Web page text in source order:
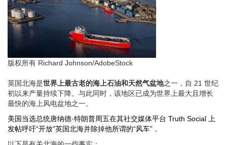
版权所有 Richard Johnson/AdobeStock
英国北海是世界上最古老的海上石油和天然气盆地之一，自 21 世纪
初以来产量持续下降。与此同时，该地区已成为世界上最大且增长
最快的海上风电盆地之一。
美国当选总统唐纳德·特朗普周五在其社交媒体平台 Truth Social 上
发帖呼吁“开放”英国北海并除掉他所谓的“风车” 。